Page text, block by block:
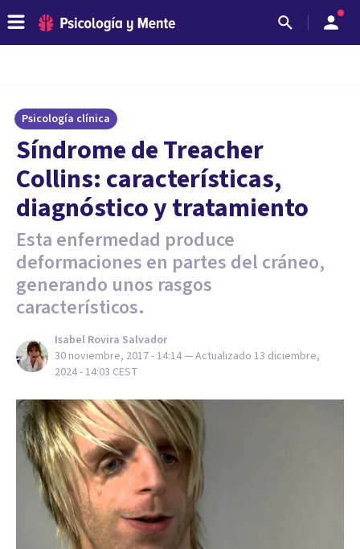
Psicología clínica
Síndrome de Treacher
Collins: características,
diagnóstico y tratamiento
Esta enfermedad produce
deformaciones en partes del cráneo,
generando unos rasgos
característicos.
Isabel Rovira Salvador
30 noviembre, 2017 - 14:14— Actualizado 13 diciembre,
2024 - 14:03 CEST